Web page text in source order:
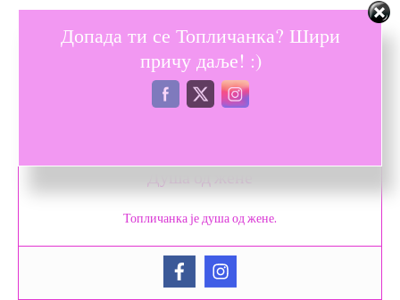
Душа од жене
Топличанка је душа од жене.
Допада ти се Топличанка? Шири
причу даље! :)